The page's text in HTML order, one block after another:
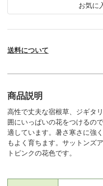
お気に
送料について
商品説明
高性で丈夫な宿根草、ジギタ
囲にいっぱいの花をつけるの
適しています。暑さ寒さに強
もよく育ちます。サットンズ
トピンクの花色です。